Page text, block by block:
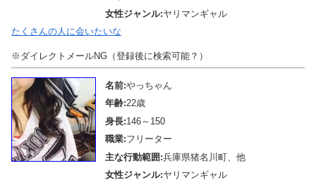
女性ジャンル:ヤリマンギャル
たくさんの人に会いたいな
※ダイレクトメールNG（登録後に検索可能？）
名前:やっちゃん
年齢:22歳
身長:146～150
職業:フリーター
主な行動範囲:兵庫県猪名川町、他
女性ジャンル:ヤリマンギャル